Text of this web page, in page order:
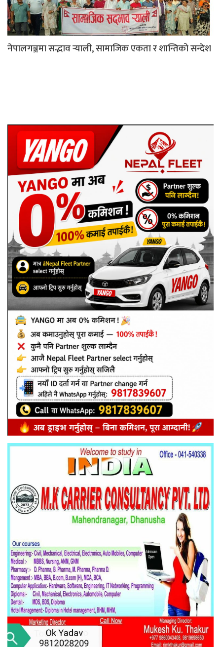
नेपालगञ्जमा सद्भाव र्‍याली, सामाजिक एकता र शान्तिको सन्देश